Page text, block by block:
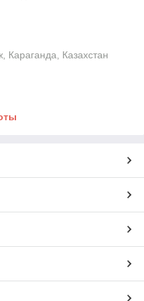
Караганда, Казахстан